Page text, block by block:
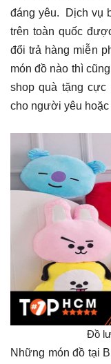
đáng yêu. Dịch vụ
trên toàn quốc
đổi trả hàng miễn
món đồ nào thì
shop quà tặng cực
cho người yêu hoặc
Đồ
Những món đồ tại